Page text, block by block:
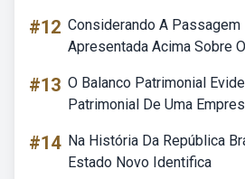
#12 Considerando A Passagem
Apresentada Acima Sobre
#13 O Balanco Patrimonial
Patrimonial De Uma
#14 Na História Da República
Estado Novo Identifica